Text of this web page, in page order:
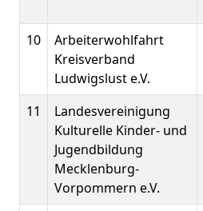
10
Arbeiterwohlfahrt
Kreisverband
Ludwigslust e.V.
11
Landesvereinigung
Kulturelle Kinder- und
Jugendbildung
Mecklenburg-
Vorpommern e.V.